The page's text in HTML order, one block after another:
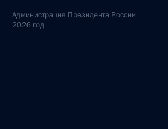
Администрация Президента России
2026 год